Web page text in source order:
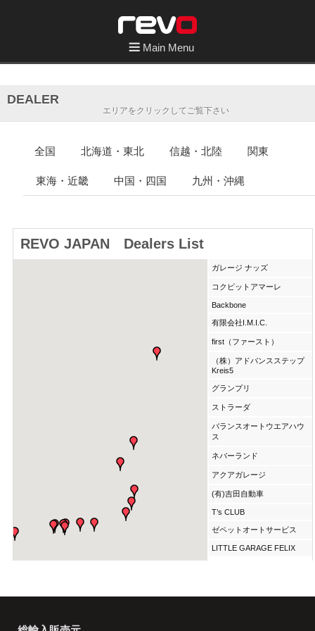
Main Menu
DEALER
エリアをクリックしてご覧下さい
全国 北海道・東北 信越・北陸 関東
東海・近畿 中国・四国 九州・沖縄